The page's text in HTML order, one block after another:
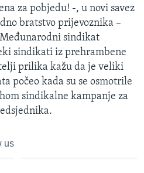
za pobjedu! -, u novi savez
bratstvo prijevoznika –
sindikat
sindikati iz prehrambene
prilika kažu da je veliki
počeo kada su se osmotrile
sindikalne kampanje za
us